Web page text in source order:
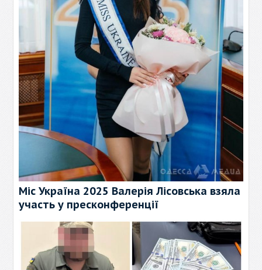
Міс Україна 2025 Валерія Лісовська взяла
участь у пресконференції